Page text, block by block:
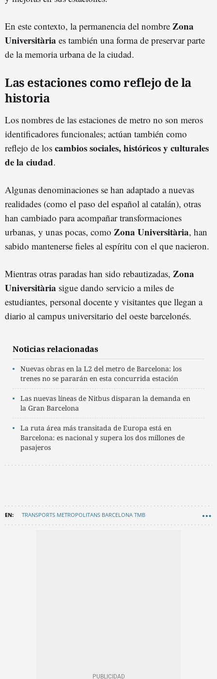
En este contexto, la permanencia del nombre Zona
Universitària es también una forma de preservar parte
de la memoria urbana de la ciudad.
Las estaciones como reflejo de la
historia
Los nombres de las estaciones de metro no son meros
identificadores funcionales; actúan también como
reflejo de los cambios sociales, históricos y culturales
de la ciudad.
Algunas denominaciones se han adaptado a nuevas
realidades (como el paso del español al catalán), otras
han cambiado para acompañar transformaciones
urbanas, y unas pocas, como Zona Universitària, han
sabido mantenerse fieles al espíritu con el que nacieron.
Mientras otras paradas han sido rebautizadas, Zona
Universitària sigue dando servicio a miles de
estudiantes, personal docente y visitantes que llegan a
diario al campus universitario del oeste barcelonés.
Noticias relacionadas
Nuevas obras en la L2 del metro de Barcelona: los
trenes no se pararán en esta concurrida estación
Las nuevas líneas de Nitbus disparan la demanda en
la Gran Barcelona
La ruta área más transitada de Europa está en
Barcelona: es nacional y supera los dos millones de
pasajeros
TRANSPORTS METROPOLITANS BARCELONA TMB